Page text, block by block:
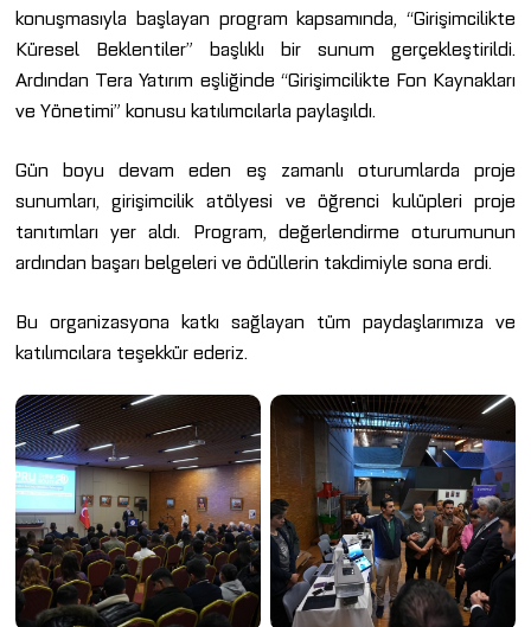
konuşmasıyla başlayan program kapsamında, “Girişimcilikte
Küresel Beklentiler” başlıklı bir sunum gerçekleştirildi.
Ardından Tera Yatırım eşliğinde “Girişimcilikte Fon Kaynakları
ve Yönetimi” konusu katılımcılarla paylaşıldı.
Gün boyu devam eden eş zamanlı oturumlarda proje
sunumları, girişimcilik atölyesi ve öğrenci kulüpleri proje
tanıtımları yer aldı. Program, değerlendirme oturumunun
ardından başarı belgeleri ve ödüllerin takdimiyle sona erdi.
Bu organizasyona katkı sağlayan tüm paydaşlarımıza ve
katılımcılara teşekkür ederiz.